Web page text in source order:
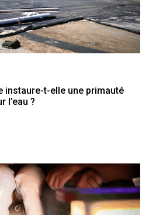
instaure-t-elle une primauté
l’eau ?